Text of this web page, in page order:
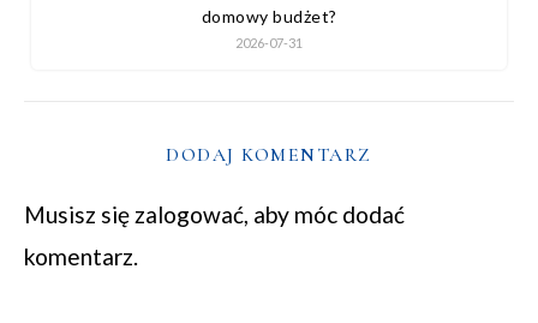
domowy budżet?
2026-07-31
DODAJ KOMENTARZ
Musisz się zalogować, aby móc dodać
komentarz.